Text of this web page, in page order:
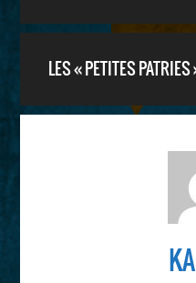
AVEC LES GILETS
LES « PETITES